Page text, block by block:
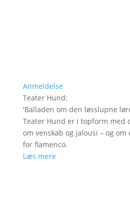
Anmeldelse
Teater Hund:
'Balladen om den løsslupne
Teater Hund er i topform med
om venskab og jalousi – og
for flamenco.
Læs mere